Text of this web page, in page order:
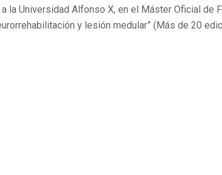
la Universidad Alfonso X, en el Máster Oficial de
y lesión medular” (Más de 20